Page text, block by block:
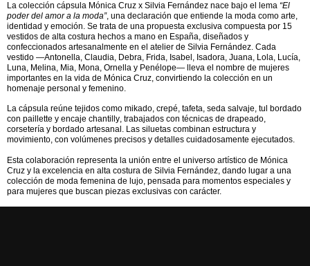
La colección cápsula Mónica Cruz x Silvia Fernández nace bajo el lema “El
poder del amor a la moda”, una declaración que entiende la moda como arte,
identidad y emoción. Se trata de una propuesta exclusiva compuesta por 15
vestidos de alta costura hechos a mano en España, diseñados y
confeccionados artesanalmente en el atelier de Silvia Fernández. Cada
vestido —Antonella, Claudia, Debra, Frida, Isabel, Isadora, Juana, Lola, Lucía,
Luna, Melina, Mia, Mona, Ornella y Penélope— lleva el nombre de mujeres
importantes en la vida de Mónica Cruz, convirtiendo la colección en un
homenaje personal y femenino.
La cápsula reúne tejidos como mikado, crepé, tafeta, seda salvaje, tul bordado
con paillette y encaje chantilly, trabajados con técnicas de drapeado,
corsetería y bordado artesanal. Las siluetas combinan estructura y
movimiento, con volúmenes precisos y detalles cuidadosamente ejecutados.
Esta colaboración representa la unión entre el universo artístico de Mónica
Cruz y la excelencia en alta costura de Silvia Fernández, dando lugar a una
colección de moda femenina de lujo , pensada para momentos especiales y
para mujeres que buscan piezas exclusivas con carácter.